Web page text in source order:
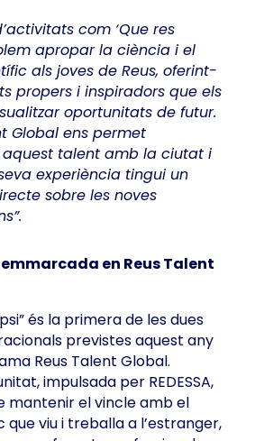
com ‘Que res
apropar la ciència i el
als joves de Reus, oferint-
propers i inspiradors que els
oportunitats de futur.
Global ens permet
talent amb la ciutat i
experiència tingui un
sobre les noves
en Reus Talent
és la primera de les dues
previstes aquest any
Reus Talent Global.
impulsada per REDESSA,
mantenir el vincle amb el
viu i treballa a l’estranger,